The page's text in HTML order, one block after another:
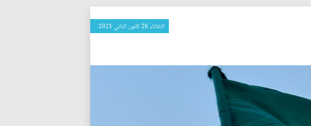
الثلاثاء 26 كانون الثاني 2021